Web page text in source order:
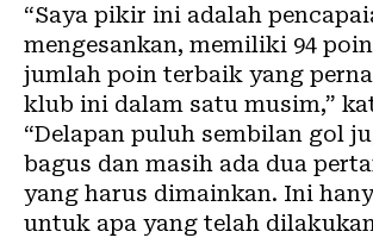
“Saya pikir ini adalah
mengesankan, memiliki 94
jumlah poin terbaik yang
klub ini dalam satu musim,”
“Delapan puluh sembilan gol
bagus dan masih ada dua
yang harus dimainkan. Ini
untuk apa yang telah